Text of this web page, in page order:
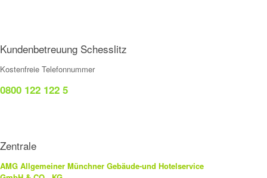
Kundenbetreuung Schesslitz
Kostenfreie Telefonnummer
0800 122 122 5
Zentrale
AMG Allgemeiner Münchner Gebäude-und Hotelservice